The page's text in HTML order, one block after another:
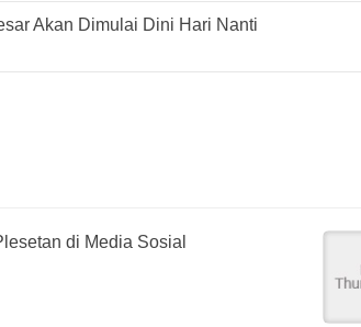
Akan Dimulai Dini Hari Nanti
di Media Sosial